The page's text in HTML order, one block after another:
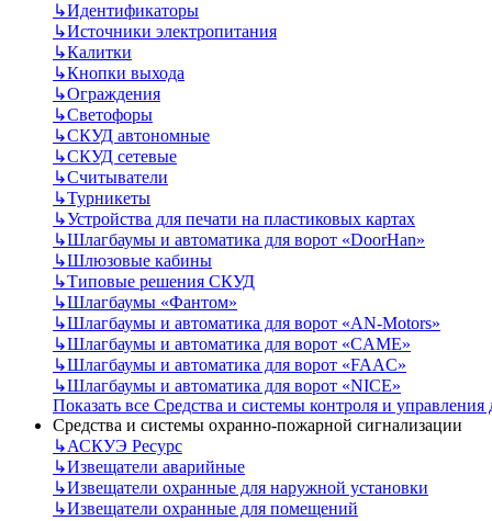
↳Идентификаторы
↳Источники электропитания
↳Калитки
↳Кнопки выхода
↳Ограждения
↳Светофоры
↳СКУД автономные
↳СКУД сетевые
↳Считыватели
↳Турникеты
↳Устройства для печати на пластиковых картах
↳Шлагбаумы и автоматика для ворот «DoorHan»
↳Шлюзовые кабины
↳Типовые решения СКУД
↳Шлагбаумы «Фантом»
↳Шлагбаумы и автоматика для ворот «AN-Motors»
↳Шлагбаумы и автоматика для ворот «CAME»
↳Шлагбаумы и автоматика для ворот «FAAC»
↳Шлагбаумы и автоматика для ворот «NICE»
Показать все Средства и системы контроля и управления
Средства и системы охранно-пожарной сигнализации
↳АСКУЭ Ресурс
↳Извещатели аварийные
↳Извещатели охранные для наружной установки
↳Извещатели охранные для помещений